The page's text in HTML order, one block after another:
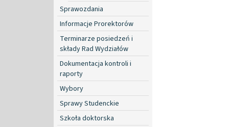
Sprawozdania
Informacje Prorektorów
Terminarze posiedzeń i
składy Rad Wydziałów
Dokumentacja kontroli i
raporty
Wybory
Sprawy Studenckie
Szkoła doktorska